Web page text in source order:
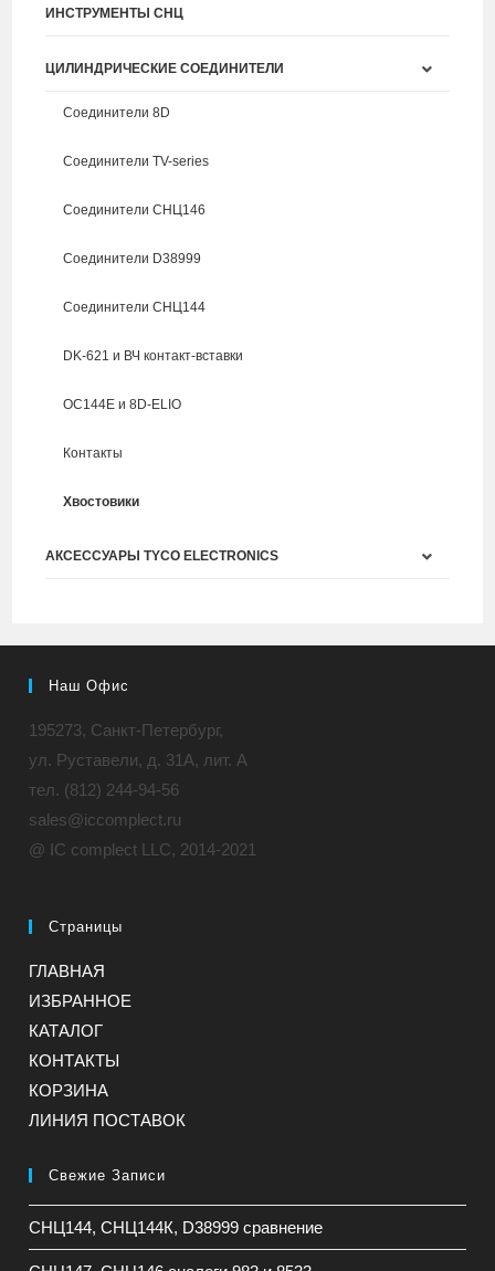
ИНСТРУМЕНТЫ СНЦ
ЦИЛИНДРИЧЕСКИЕ СОЕДИНИТЕЛИ
Соединители 8D
Соединители TV-series
Соединители СНЦ146
Соединители D38999
Соединители СНЦ144
DK-621 и ВЧ контакт-вставки
ОС144Е и 8D-ELIO
Контакты
Хвостовики
АКСЕССУАРЫ TYCO ELECTRONICS
Наш Офис
195273, Санкт-Петербург,
ул. Руставели, д. 31A, лит. А
тел. (812) 244-94-56
sales@iccomplect.ru
@ IC complect LLC, 2014-2021
Страницы
ГЛАВНАЯ
ИЗБРАННОЕ
КАТАЛОГ
КОНТАКТЫ
КОРЗИНА
ЛИНИЯ ПОСТАВОК
Свежие Записи
СНЦ144, СНЦ144К, D38999 сравнение